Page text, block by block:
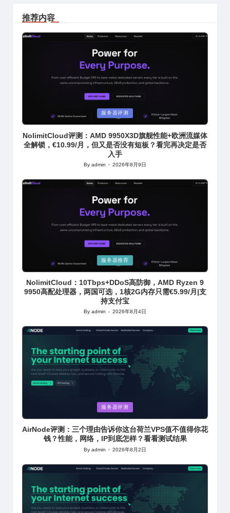
推荐内容
Posted
in
服务器评测
NolimitCloud评测：AMD 9950X3D旗舰性能+欧洲流媒体
全解锁，€10.99/月，但又是否没有短板？看完再决定是否
入手
Posted
Byadmin 2026年8月9日
Posted
in
服务器推荐
NolimitCloud：10Tbps+DDoS高防御，AMD Ryzen 9
9950高配处理器，两国可选，1核2G内存只需€5.99/月|支
持支付宝
Posted
Byadmin 2026年8月4日
in
服务器评测
AirNode评测：三个理由告诉你这台荷兰VPS值不值得你花
钱？性能，网络，IP到底怎样？看看测试结果
Posted
Byadmin 2026年8月2日